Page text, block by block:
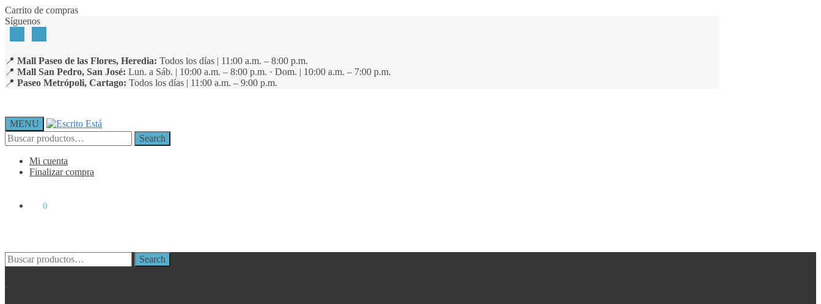
Skip
to
Skip
to
Carrito de compras
Síguenos
📍 Mall Paseo de las Flores, Heredia: Todos los días | 11:00 a.m. – 8:00 p.m.
📍 Mall San Pedro, San José: Lun. a Sáb. | 10:00 a.m. – 8:00 p.m. · Dom. | 10:00 a.m. – 7:00 p.m.
📍 Paseo Metrópoli, Cartago: Todos los días | 11:00 a.m. – 9:00 p.m.
MENU
Search
for:
Search
Mi cuenta
Finalizar compra
0
Search
for:
Search